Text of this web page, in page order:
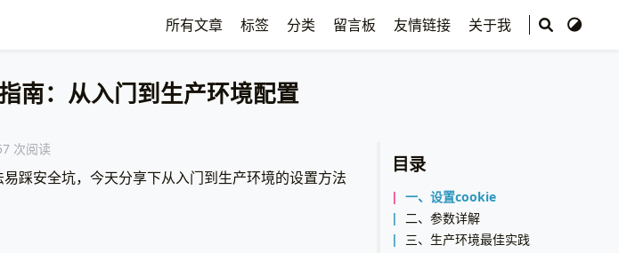
所有文章 标签 分类 留言板 友情链接 关于我
目录
一、设置cookie
二、参数详解
三、生产环境最佳实践
南：从入门到生产环境配置
次阅读
踩安全坑，今天分享下从入门到生产环境的设置方法